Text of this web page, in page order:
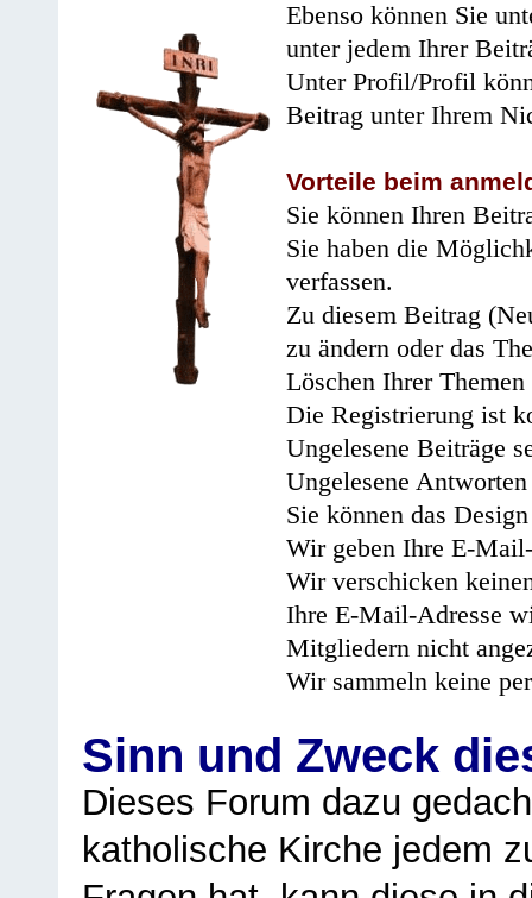
Ebenso können Sie
unter jedem Ihrer
Unter Profil/Profil
Beitrag unter Ihrem
Vorteile beim
Sie können Ihren
Sie haben die
verfassen.
Zu diesem Beitrag
zu ändern oder das
Löschen Ihrer
Die Registrierung ist
Ungelesene Beiträge
Ungelesene
Sie können das
Wir geben Ihre E-
Wir verschicken
Ihre E-Mail-Adresse
Mitgliedern nicht
Wir sammeln keine
Sinn und Zweck
Dieses Forum dazu
katholische Kirche jedem